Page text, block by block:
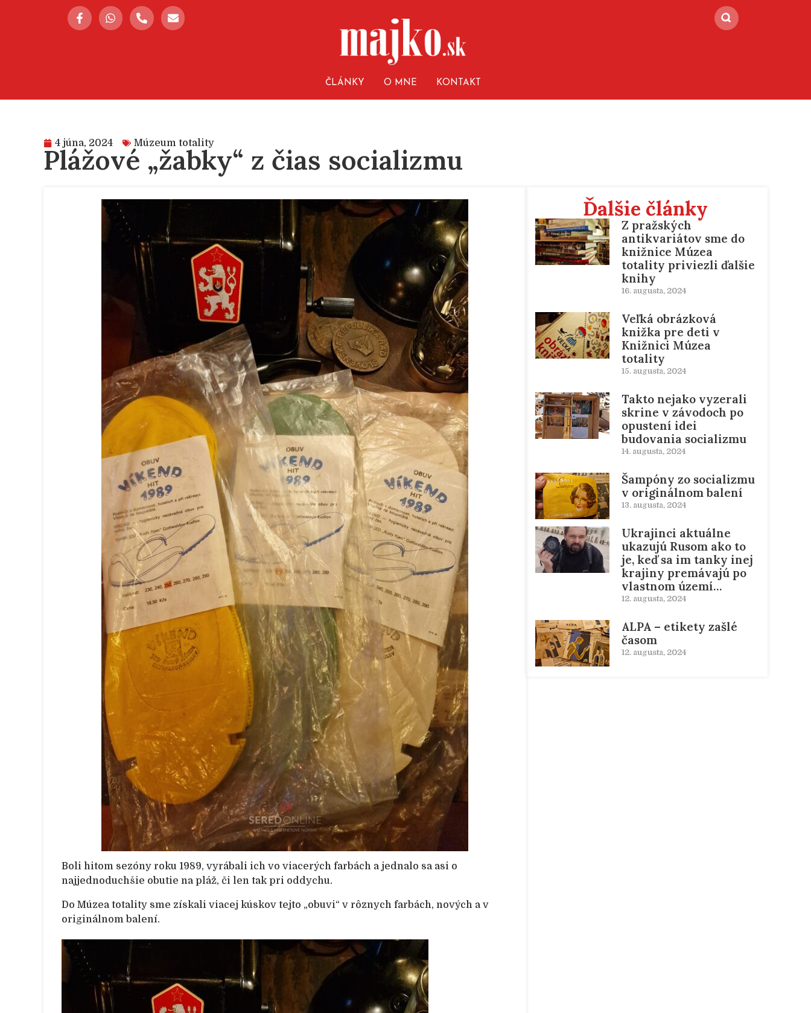
ČLÁNKY O MNE KONTAKT
4 júna, 2024 Múzeum totality
Plážové „žabky“ z čias socializmu
Boli hitom sezóny roku 1989, vyrábali ich vo viacerých farbách a jednalo sa asi o
najjednoduchšie obutie na pláž, či len tak pri oddychu.
Do Múzea totality sme získali viacej kúskov tejto „obuvi“ v rôznych farbách, nových a v
originálnom balení.
Ďalšie články
Z pražských
antikvariátov sme do
knižnice Múzea
totality priviezli ďalšie
knihy
16. augusta, 2024
Veľká obrázková
knižka pre deti v
Knižnici Múzea
totality
15. augusta, 2024
Takto nejako vyzerali
skrine v závodoch po
opustení idei
budovania socializmu
14. augusta, 2024
Šampóny zo socializmu
v originálnom balení
13. augusta, 2024
Ukrajinci aktuálne
ukazujú Rusom ako to
je, keď sa im tanky inej
krajiny premávajú po
vlastnom území…
12. augusta, 2024
ALPA – etikety zašlé
časom
12. augusta, 2024